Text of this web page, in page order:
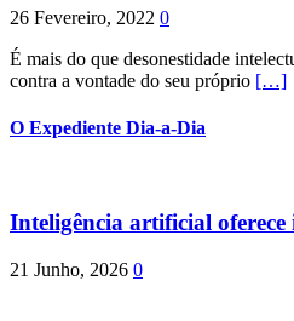
26 Fevereiro, 2022 0
É mais do que desonestidade
contra a vontade do seu próprio […]
O Expediente Dia-a-Dia
Inteligência artificial oferece
21 Junho, 2026 0